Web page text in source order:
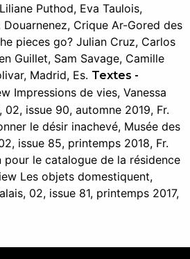
Puthod, Eva Taulois,
Crique Ar-Gored des
pieces go? Julian Cruz, Carlos
Guillet, Sam Savage, Camille
Madrid, Es. Textes -
Impressions de vies, Vanessa
02, issue 90, automne 2019, Fr.
le désir inachevé, Musée des
issue 85, printemps 2018, Fr.
le catalogue de la résidence
Les objets domestiquent,
02, issue 81, printemps 2017,